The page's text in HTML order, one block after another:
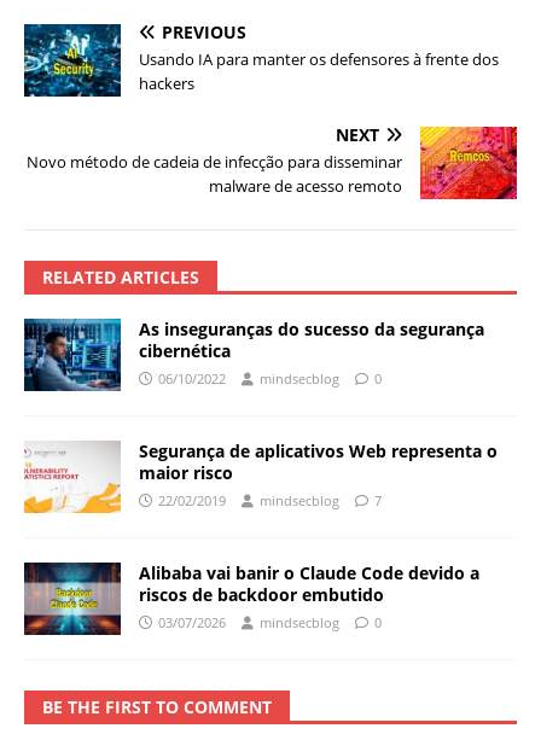
PREVIOUS
Usando IA para manter os defensores à frente dos
hackers
NEXT
Novo método de cadeia de infecção para disseminar
malware de acesso remoto
RELATED ARTICLES
As inseguranças do sucesso da segurança
cibernética
06/10/2022 mindsecblog 0
Segurança de aplicativos Web representa o
maior risco
22/02/2019 mindsecblog 7
Alibaba vai banir o Claude Code devido a
riscos de backdoor embutido
03/07/2026 mindsecblog 0
BE THE FIRST TO COMMENT